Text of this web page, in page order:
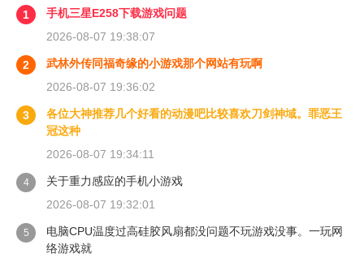
1
手机三星E258下载游戏问题
2026-08-07 19:38:07
2
武林外传同福奇缘的小游戏那个网站有玩啊
2026-08-07 19:36:02
3
各位大神推荐几个好看的动漫吧比较喜欢刀剑神域。罪恶王
冠这种
2026-08-07 19:34:11
4
关于重力感应的手机小游戏
2026-08-07 19:32:01
5
电脑CPU温度过高硅胶风扇都没问题不玩游戏没事。一玩网
络游戏就